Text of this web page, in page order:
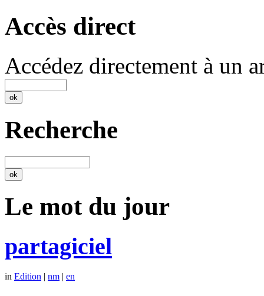
Accès direct
Accédez directement à un
Recherche
Le mot du jour
partagiciel
in Edition | nm | en